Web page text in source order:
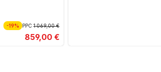
-19% PPC1 069,00 €
859,00 €